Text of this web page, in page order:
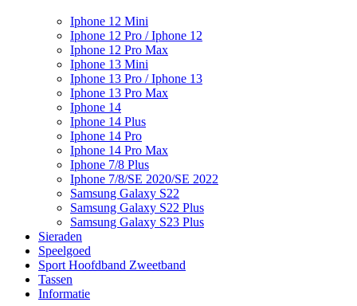
Iphone 12 Mini
Iphone 12 Pro / Iphone 12
Iphone 12 Pro Max
Iphone 13 Mini
Iphone 13 Pro / Iphone 13
Iphone 13 Pro Max
Iphone 14
Iphone 14 Plus
Iphone 14 Pro
Iphone 14 Pro Max
Iphone 7/8 Plus
Iphone 7/8/SE 2020/SE 2022
Samsung Galaxy S22
Samsung Galaxy S22 Plus
Samsung Galaxy S23 Plus
Sieraden
Speelgoed
Sport Hoofdband Zweetband
Tassen
Informatie